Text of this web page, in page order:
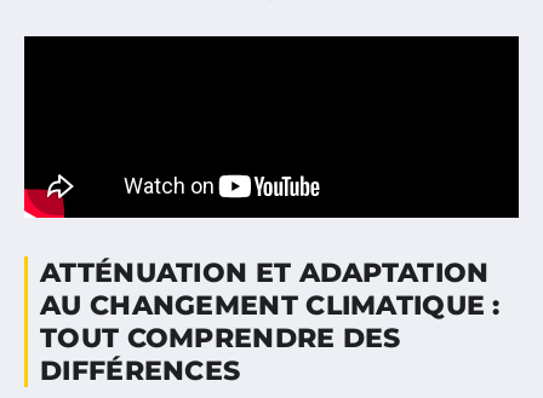
ATTÉNUATION ET ADAPTATION
AU CHANGEMENT CLIMATIQUE :
TOUT COMPRENDRE DES
DIFFÉRENCES